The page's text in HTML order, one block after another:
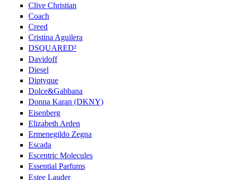
Clive Christian
Coach
Creed
Cristina Aguilera
DSQUARED²
Davidoff
Diesel
Diptyque
Dolce&Gabbana
Donna Karan (DKNY)
Eisenberg
Elizabeth Arden
Ermenegildo Zegna
Escada
Escentric Molecules
Essential Parfums
Estee Lauder